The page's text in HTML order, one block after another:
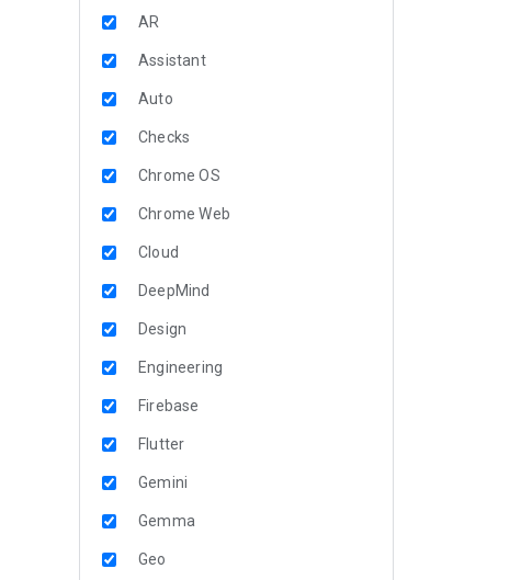
AR
Assistant
Auto
Checks
Chrome OS
Chrome Web
Cloud
DeepMind
Design
Engineering
Firebase
Flutter
Gemini
Gemma
Geo